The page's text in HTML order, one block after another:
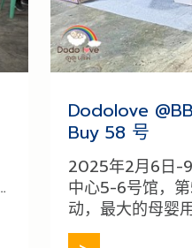
Dodolove
Buy 58 号
2025年2月6日-
中心5-6号馆，
动，最大的母婴
过这次盛会。并